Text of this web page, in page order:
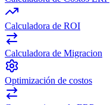
Calculadora de ROI
Calculadora de Migracion
Optimización de costos